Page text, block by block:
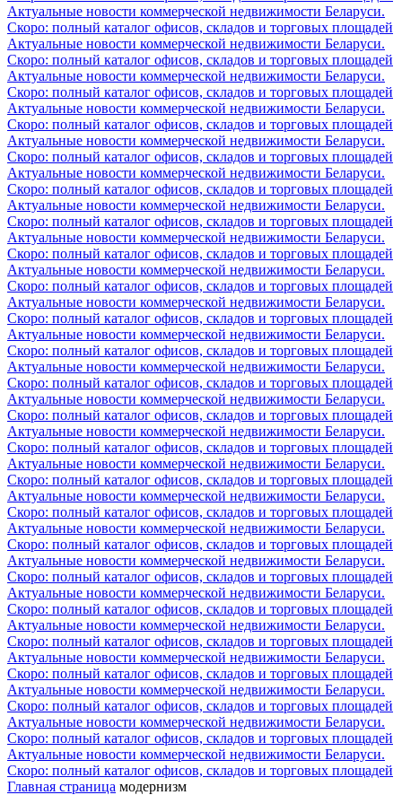
Актуальные новости коммерческой недвижимости Беларуси.
Скоро: полный каталог офисов, складов и торговых площадей
Актуальные новости коммерческой недвижимости Беларуси.
Скоро: полный каталог офисов, складов и торговых площадей
Актуальные новости коммерческой недвижимости Беларуси.
Скоро: полный каталог офисов, складов и торговых площадей
Актуальные новости коммерческой недвижимости Беларуси.
Скоро: полный каталог офисов, складов и торговых площадей
Актуальные новости коммерческой недвижимости Беларуси.
Скоро: полный каталог офисов, складов и торговых площадей
Актуальные новости коммерческой недвижимости Беларуси.
Скоро: полный каталог офисов, складов и торговых площадей
Актуальные новости коммерческой недвижимости Беларуси.
Скоро: полный каталог офисов, складов и торговых площадей
Актуальные новости коммерческой недвижимости Беларуси.
Скоро: полный каталог офисов, складов и торговых площадей
Актуальные новости коммерческой недвижимости Беларуси.
Скоро: полный каталог офисов, складов и торговых площадей
Актуальные новости коммерческой недвижимости Беларуси.
Скоро: полный каталог офисов, складов и торговых площадей
Актуальные новости коммерческой недвижимости Беларуси.
Скоро: полный каталог офисов, складов и торговых площадей
Актуальные новости коммерческой недвижимости Беларуси.
Скоро: полный каталог офисов, складов и торговых площадей
Актуальные новости коммерческой недвижимости Беларуси.
Скоро: полный каталог офисов, складов и торговых площадей
Актуальные новости коммерческой недвижимости Беларуси.
Скоро: полный каталог офисов, складов и торговых площадей
Актуальные новости коммерческой недвижимости Беларуси.
Скоро: полный каталог офисов, складов и торговых площадей
Актуальные новости коммерческой недвижимости Беларуси.
Скоро: полный каталог офисов, складов и торговых площадей
Актуальные новости коммерческой недвижимости Беларуси.
Скоро: полный каталог офисов, складов и торговых площадей
Актуальные новости коммерческой недвижимости Беларуси.
Скоро: полный каталог офисов, складов и торговых площадей
Актуальные новости коммерческой недвижимости Беларуси.
Скоро: полный каталог офисов, складов и торговых площадей
Актуальные новости коммерческой недвижимости Беларуси.
Скоро: полный каталог офисов, складов и торговых площадей
Актуальные новости коммерческой недвижимости Беларуси.
Скоро: полный каталог офисов, складов и торговых площадей
Актуальные новости коммерческой недвижимости Беларуси.
Скоро: полный каталог офисов, складов и торговых площадей
Актуальные новости коммерческой недвижимости Беларуси.
Скоро: полный каталог офисов, складов и торговых площадей
Актуальные новости коммерческой недвижимости Беларуси.
Скоро: полный каталог офисов, складов и торговых площадей
Главная страница модернизм